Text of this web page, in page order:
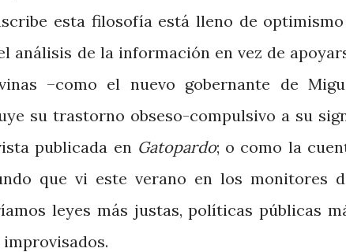
esta filosofía está lleno de
análisis de la información en vez de
–como el nuevo gobernante de
su trastorno obseso-compulsivo a su
publicada en Gatopardo; o como la
que vi este verano en los monitores
leyes más justas, políticas públicas